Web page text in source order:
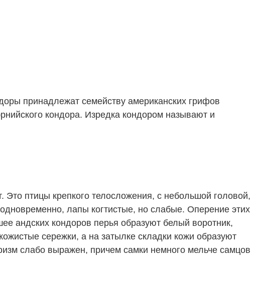
принадлежат семейству американских грифов
кондора. Изредка кондором называют и
птицы крепкого телосложения, с небольшой головой,
лапы когтистые, но слабые. Оперение этих
андских кондоров перья образуют белый воротник,
сережки, а на затылке складки кожи образуют
слабо выражен, причем самки немного мельче самцов